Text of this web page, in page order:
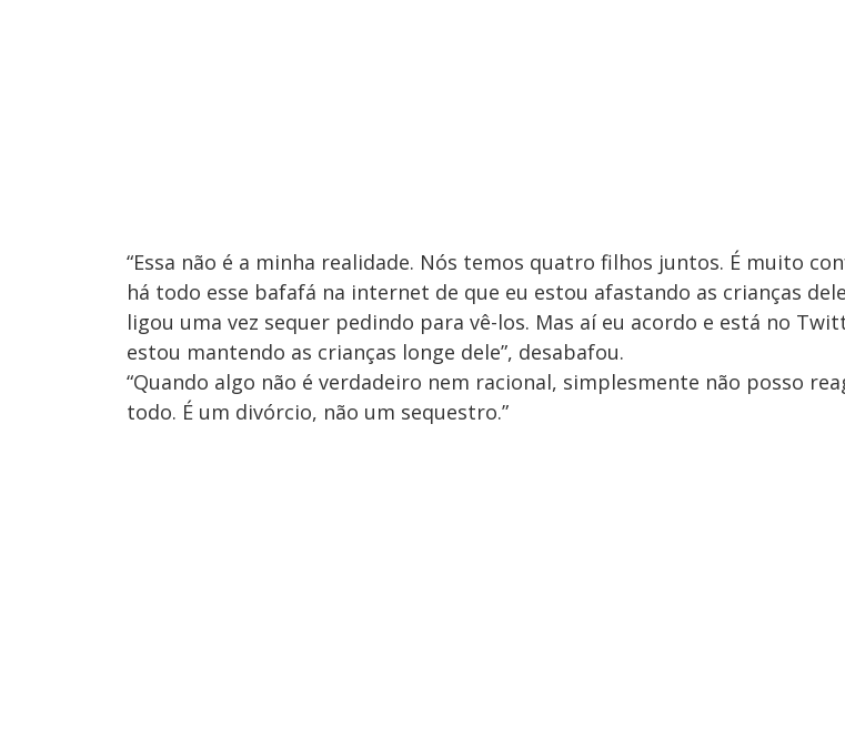
“Essa não é a minha realidade. Nós temos quatro filhos juntos. É muito
há todo esse bafafá na internet de que eu estou afastando as crianças
ligou uma vez sequer pedindo para vê-los. Mas aí eu acordo e está no
estou mantendo as crianças longe dele”, desabafou.
“Quando algo não é verdadeiro nem racional, simplesmente não posso
todo. É um divórcio, não um sequestro.”